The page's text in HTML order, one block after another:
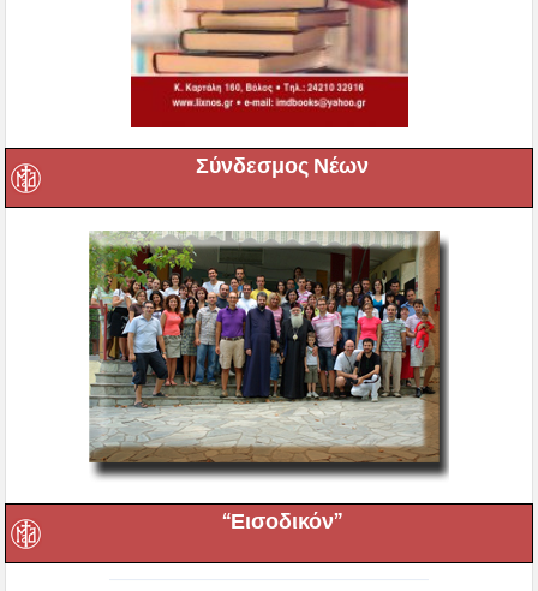
Σύνδεσμος Νέων
“Εισοδικόν”